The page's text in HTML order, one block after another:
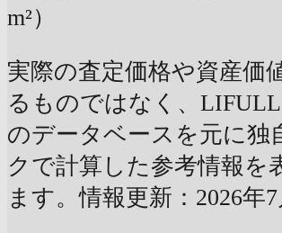
m²）
実際の査定価格や資産価
るものではなく、LIFULL
のデータベースを元に独
クで計算した参考情報を
ます。情報更新：2026年7